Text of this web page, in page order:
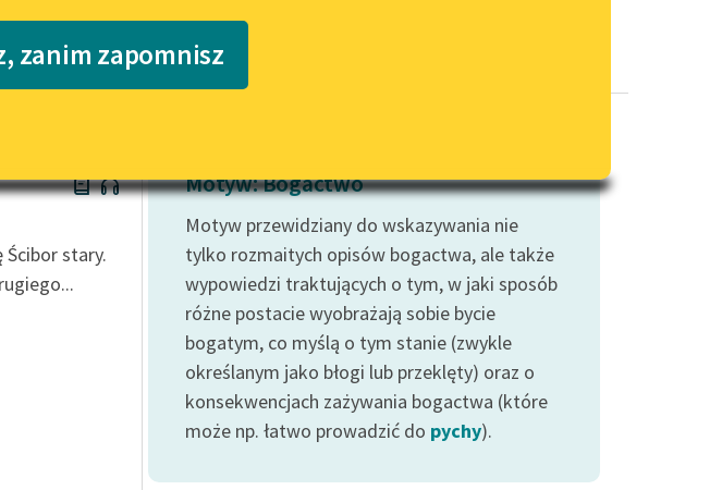
dla
z
Katalog
Katalog w formacie PDF
wrażliwych
Deklaracja dostępności
zanim zapomnisz
stary.
Motyw: Bogactwo
Motyw przewidziany do wskazywania nie
tylko rozmaitych opisów bogactwa, ale także
wypowiedzi traktujących o tym, w jaki sposób
różne postacie wyobrażają sobie bycie
bogatym, co myślą o tym stanie (zwykle
określanym jako błogi lub przeklęty) oraz o
konsekwencjach zażywania bogactwa (które
może np. łatwo prowadzić do pychy).